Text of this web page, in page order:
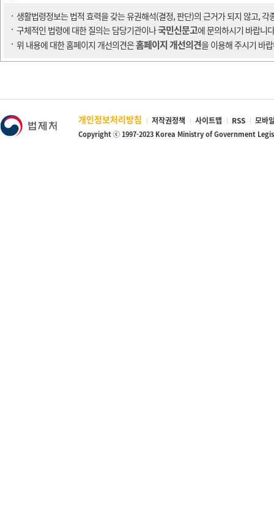
생활법령정보는 법적 효력을 갖는 유권해석(결정, 판단)의 근거가 되지 않고,
구체적인 법령에 대한 질의는 담당기관이나국민신문고에 문의하시기 바랍니
위 내용에 대한 홈페이지 개선의견은홈페이지 개선의견을 이용해 주시기 바
개인정보처리방침 저작권정책 사이트맵 RSS 모바
Copyright ⓒ 1997-2023 Korea Ministry of Government